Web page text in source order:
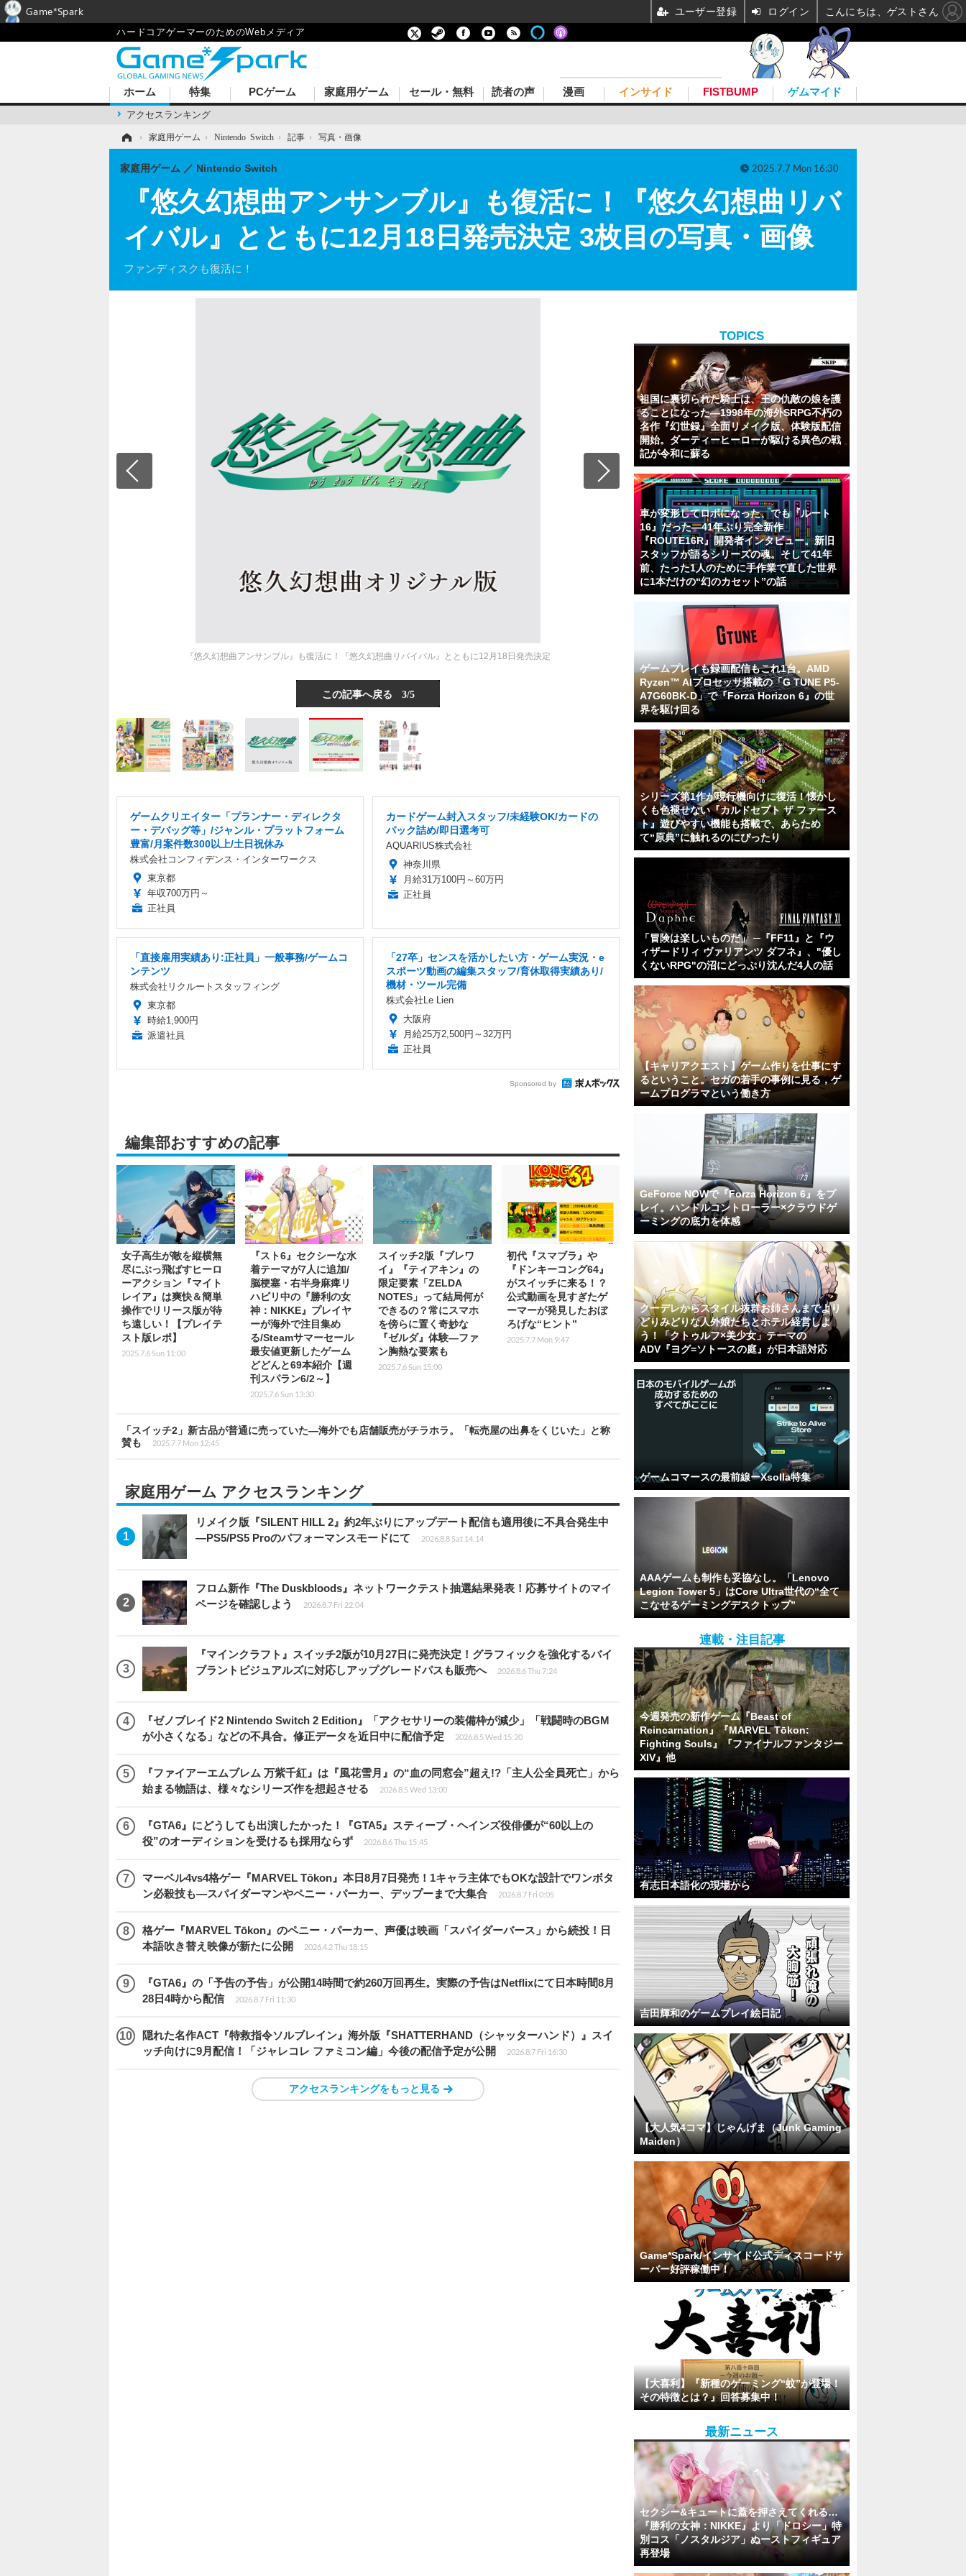
ハードコアゲーマーのためのWebメディア
ホーム
アクセスランキング
特集 PCゲーム 家庭用ゲーム セール・無料 読者の声 漫画 インサイド FISTBUMP ゲムマイド
› 家庭用ゲーム › Nintendo Switch › 記事 › 写真・画像
『悠久幻想曲アンサンブル』も復活に！『悠久幻想曲リバ
イバル』とともに12月18日発売決定 3枚目の写真・画像
ファンディスクも復活に！
家庭用ゲーム Nintendo Switch 2025.7.7 Mon 16:30
『悠久幻想曲アンサンブル』も復活に！『悠久幻想曲リバイバル』とともに12月18日発売決定
この記事へ戻る 3/5
ゲームクリエイター「プランナー・ディレクタ
ー・デバッグ等」/ジャンル・プラットフォーム
豊富/月案件数300以上/土日祝休み
株式会社コンフィデンス・インターワークス
東京都
年収700万円～
正社員
カードゲーム封入スタッフ/未経験OK/カードの
パック詰め/即日選考可
AQUARIUS株式会社
神奈川県
月給31万100円～60万円
正社員
「直接雇用実績あり:正社員」一般事務/ゲームコ
ンテンツ
株式会社リクルートスタッフィング
東京都
時給1,900円
派遣社員
「27卒」センスを活かしたい方・ゲーム実況・e
スポーツ動画の編集スタッフ/育休取得実績あり/
機材・ツール完備
株式会社Le Lien
大阪府
月給25万2,500円～32万円
正社員
Sponsored by
編集部おすすめの記事
女子高生が敵を縦横無
尽にぶっ飛ばすヒーロ
ーアクション『マイト
レイア』は爽快＆簡単
操作でリリース版が待
ち遠しい！【プレイテ
スト版レポ】
2025.7.6 Sun 11:00
『スト6』セクシーな水
着テーマが7人に追加/
脳梗塞・右半身麻痺リ
ハビリ中の『勝利の女
神：NIKKE』プレイヤ
ーが海外で注目集め
る/Steamサマーセール
最安値更新したゲーム
どどんと69本紹介【週
刊スパラン6/2～】
2025.7.6 Sun 13:30
スイッチ2版『ブレワ
イ』『ティアキン』の
限定要素「ZELDA
NOTES」って結局何が
できるの？常にスマホ
を傍らに置く奇妙な
『ゼルダ』体験―ファ
ン胸熱な要素も
2025.7.6 Sun 15:00
初代『スマブラ』や
『ドンキーコング64』
がスイッチに来る！？
公式動画を見すぎたゲ
ーマーが発見したおぼ
ろげな“ヒント”
2025.7.7 Mon 9:47
「スイッチ2」新古品が普通に売っていた―海外でも店舗販売がチラホラ。「転売屋の出鼻をくじいた」と称
賛も
2025.7.7 Mon 12:45
家庭用ゲーム アクセスランキング
リメイク版『SILENT HILL 2』約2年ぶりにアップデート配信も適用後に不具合発生中
―PS5/PS5 Proのパフォーマンスモードにて
2026.8.8 Sat 14:14
フロム新作『The Duskbloods』ネットワークテスト抽選結果発表！応募サイトのマイ
ページを確認しよう
2026.8.7 Fri 22:04
『マインクラフト』スイッチ2版が10月27日に発売決定！グラフィックを強化するバイ
ブラントビジュアルズに対応しアップグレードパスも販売へ
2026.8.6 Thu 7:24
『ゼノブレイド2 Nintendo Switch 2 Edition』「アクセサリーの装備枠が減少」「戦闘時のBGM
が小さくなる」などの不具合。修正データを近日中に配信予定
2026.8.5 Wed 15:20
『ファイアーエムブレム 万紫千紅』は『風花雪月』の“血の同窓会”超え!?「主人公全員死亡」から
始まる物語は、様々なシリーズ作を想起させる
2026.8.5 Wed 13:00
『GTA6』にどうしても出演したかった！『GTA5』スティーブ・ヘインズ役俳優が“60以上の
役”のオーディションを受けるも採用ならず
2026.8.6 Thu 15:45
マーベル4vs4格ゲー『MARVEL Tōkon』本日8月7日発売！1キャラ主体でもOKな設計でワンボタ
ン必殺技も―スパイダーマンやペニー・パーカー、デップーまで大集合
2026.8.7 Fri 0:05
格ゲー『MARVEL Tōkon』のペニー・パーカー、声優は映画「スパイダーバース」から続投！日
本語吹き替え映像が新たに公開
2026.4.2 Thu 18:15
『GTA6』の「予告の予告」が公開14時間で約260万回再生。実際の予告はNetflixにて日本時間8月
28日4時から配信
2026.8.7 Fri 11:30
隠れた名作ACT『特救指令ソルブレイン』海外版『SHATTERHAND（シャッターハンド）』スイ
ッチ向けに9月配信！「ジャレコレ ファミコン編」今後の配信予定が公開
2026.8.7 Fri 16:30
アクセスランキングをもっと見る
TOPICS
祖国に裏切られた騎士は、王の仇敵の娘を護
ることになった―1998年の海外SRPG不朽の
名作『幻世録』全面リメイク版、体験版配信
開始。ダーティーヒーローが駆ける異色の戦
記が令和に蘇る
車が変形してロボになった、でも『ルート
16』だった―41年ぶり完全新作
『ROUTE16R』開発者インタビュー。新旧
スタッフが語るシリーズの魂。そして41年
前、たった1人のために手作業で直した世界
に1本だけの“幻のカセット”の話
ゲームプレイも録画配信もこれ1台。AMD
Ryzen™ AIプロセッサ搭載の「G TUNE P5-
A7G60BK-D」で『Forza Horizon 6』の世
界を駆け回る
シリーズ第1作が現行機向けに復活！懐かし
くも色褪せない『カルドセプト ザ ファース
ト』遊びやすい機能も搭載で、あらため
て“原典”に触れるのにぴったり
「冒険は楽しいものだ」 ─『FF11』と『ウ
ィザードリィ ヴァリアンツ ダフネ』、"優し
くないRPG"の沼にどっぷり沈んだ4人の話
【キャリアクエスト】ゲーム作りを仕事にす
るということ。セガの若手の事例に見る，ゲ
ームプログラマという働き方
GeForce NOWで『Forza Horizon 6』をプ
レイ。ハンドルコントローラー×クラウドゲ
ーミングの底力を体感
クーデレからスタイル抜群お姉さんまでより
どりみどりな人外娘たちとホテル経営しよ
う！「クトゥルフ×美少女」テーマの
ADV『ヨグ=ソトースの庭』が日本語対応
ゲームコマースの最前線ーXsolla特集
AAAゲームも制作も妥協なし。「Lenovo
Legion Tower 5」はCore Ultra世代の“全て
こなせるゲーミングデスクトップ”
連載・注目記事
今週発売の新作ゲーム『Beast of
Reincarnation』『MARVEL Tōkon:
Fighting Souls』『ファイナルファンタジー
XIV』他
有志日本語化の現場から
吉田輝和のゲームプレイ絵日記
【大人気4コマ】じゃんげま（Junk Gaming
Maiden）
Game*Spark/インサイド公式ディスコードサ
ーバー好評稼働中！
【大喜利】『新種のゲーミング“蚊”が登場！
その特徴とは？』回答募集中！
最新ニュース
セクシー&キュートに蓋を押さえてくれる…
『勝利の女神：NIKKE』より「ドロシー」特
別コス「ノスタルジア」ぬーストフィギュア
再登場
Game*Spark ユーザー登録 ログイン こんにちは、ゲストさん